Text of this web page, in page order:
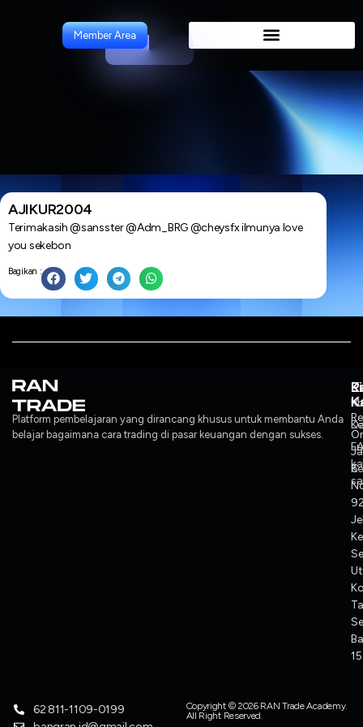
Member Area Artikel
AJIKUR2004
Terimakasih @sansster @Adm_BRG @cheysfx ilmunya love
you sekebon
Bagikan :
Platform pembelajaran yang dirancang khusus untuk membantu Anda
belajar bagaimana cara trading di pasar keuangan dengan sukses.
6
Copyright © 2026 RAN Trade Academy.
All Right Reserved.
62 811-1109-0199